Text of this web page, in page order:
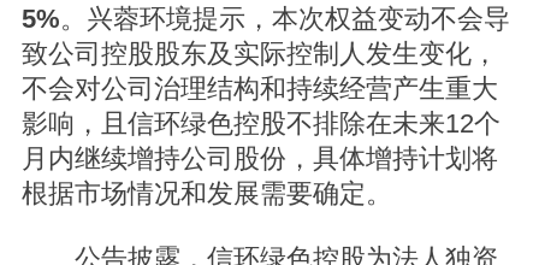
5%。兴蓉环境提示，本次权益变动不会导
致公司控股股东及实际控制人发生变化，
不会对公司治理结构和持续经营产生重大
影响，且信环绿色控股不排除在未来12个
月内继续增持公司股份，具体增持计划将
根据市场情况和发展需要确定。
公告披露，信环绿色控股为法人独资